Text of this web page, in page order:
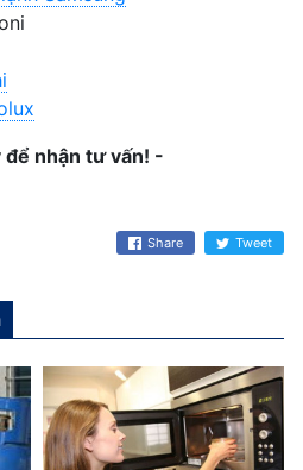
nhận tư vấn! -
Share Tweet